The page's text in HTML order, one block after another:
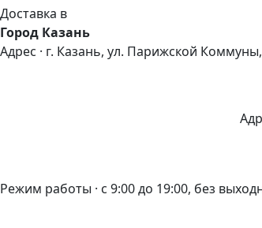
Доставка в
Город Казань
Адрес · г. Казань, ул. Парижской
Режим работы · с 9:00 до 19:00, без